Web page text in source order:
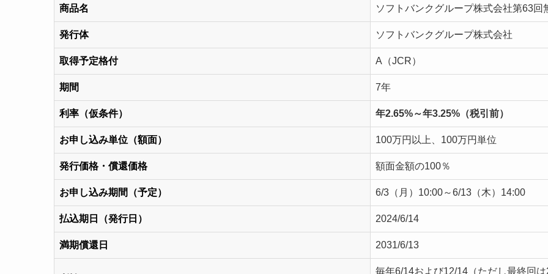
商品名 ソフトバンクグループ株式会社第63回
発行体 ソフトバンクグループ株式会社
取得予定格付 A（JCR）
期間 7年
利率（仮条件） 年2.65%～年3.25% （税引前）
お申し込み単位（額面） 100万円以上、100万円単位
発行価格・償還価格 額面金額の100％
お申し込み期間（予定） 6/3（月）10:00～6/13（木）14:00
払込期日（発行日） 2024/6/14
満期償還日 2031/6/13
毎年6/14および12/14（ただし最終回は